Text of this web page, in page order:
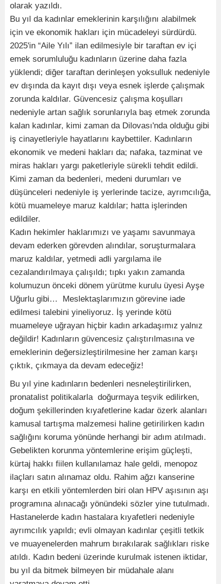
olarak yazıldı.
Bu yıl da kadınlar emeklerinin karşılığını alabilmek
için ve ekonomik hakları için mücadeleyi sürdürdü.
2025'in “Aile Yılı” ilan edilmesiyle bir taraftan ev içi
emek sorumluluğu kadınların üzerine daha fazla
yüklendi; diğer taraftan derinleşen yoksulluk nedeniyle
ev dışında da kayıt dışı veya esnek işlerde çalışmak
zorunda kaldılar. Güvencesiz çalışma koşulları
nedeniyle artan sağlık sorunlarıyla baş etmek zorunda
kalan kadınlar, kimi zaman da Dilovası'nda olduğu gibi
iş cinayetleriyle hayatlarını kaybettiler. Kadınların
ekonomik ve medeni hakları da; nafaka, tazminat ve
miras hakları yargı paketleriyle sürekli tehdit edildi.
Kimi zaman da bedenleri, medeni durumları ve
düşünceleri nedeniyle iş yerlerinde tacize, ayrımcılığa,
kötü muameleye maruz kaldılar; hatta işlerinden
edildiler.
Kadın hekimler haklarımızı ve yaşamı savunmaya
devam ederken görevden alındılar, soruşturmalara
maruz kaldılar, yetmedi adli yargılama ile
cezalandırılmaya çalışıldı; tıpkı yakın zamanda
kolumuzun önceki dönem yürütme kurulu üyesi Ayşe
Uğurlu gibi… Meslektaşlarımızın görevine iade
edilmesi talebini yineliyoruz. İş yerinde kötü
muameleye uğrayan hiçbir kadın arkadaşımız yalnız
değildir! Kadınların güvencesiz çalıştırılmasına ve
emeklerinin değersizleştirilmesine her zaman karşı
çıktık, çıkmaya da devam edeceğiz!
Bu yıl yine kadınların bedenleri nesneleştirilirken,
pronatalist politikalarla doğurmaya teşvik edilirken,
doğum şekillerinden kıyafetlerine kadar özerk alanları
kamusal tartışma malzemesi haline getirilirken kadın
sağlığını koruma yönünde herhangi bir adım atılmadı.
Gebelikten korunma yöntemlerine erişim güçleşti,
kürtaj hakkı fiilen kullanılamaz hale geldi, menopoz
ilaçları satın alınamaz oldu. Rahim ağzı kanserine
karşı en etkili yöntemlerden biri olan HPV aşısının aşı
programına alınacağı yönündeki sözler yine tutulmadı.
Hastanelerde kadın hastalara kıyafetleri nedeniyle
ayrımcılık yapıldı; evli olmayan kadınlar çeşitli tetkik
ve muayenelerden mahrum bırakılarak sağlıkları riske
atıldı. Kadın bedeni üzerinde kurulmak istenen iktidar,
bu yıl da bitmek bilmeyen bir müdahale alanı